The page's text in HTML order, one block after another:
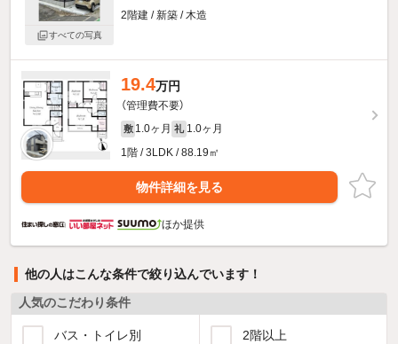
すべての写真
2階建 / 新築 / 木造
19.4万円
（管理費不要）
敷 1.0ヶ月 礼 1.0ヶ月
1階 / 3LDK / 88.19㎡
物件詳細を見る
ほか提供
他の人はこんな条件で絞り込んでいます！
人気のこだわり条件
バス・トイレ別 2階以上